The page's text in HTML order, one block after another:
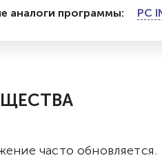
аналоги программы: PC
часто обновляется.